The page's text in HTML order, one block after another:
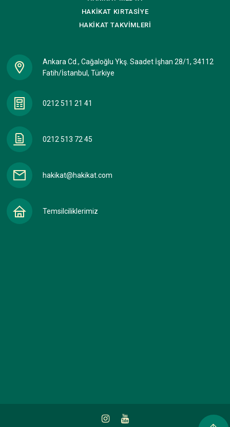
HAKİKAT KIRTASİYE
HAKİKATTAKVİMLERİ
Ankara Cd., Cağaloğlu Ykş. Saadet İşhan 28/1, 34112
Fatih/İstanbul, Türkiye
0212 511 21 41
0212 513 72 45
hakikat@hakikat.com
Temsilciliklerimiz